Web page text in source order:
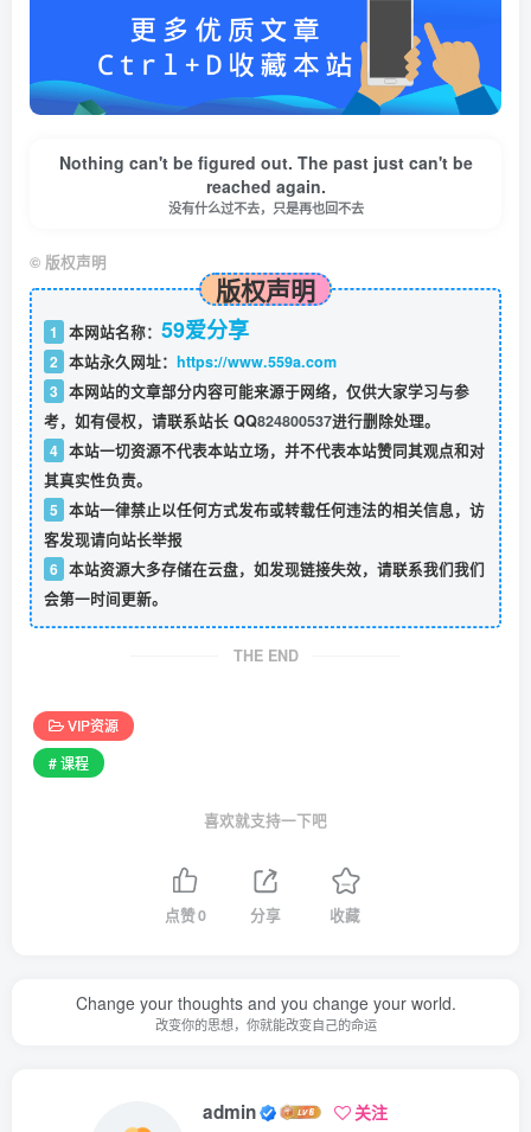
Nothing can't be figured out. The past just can't be
reached again.
没有什么过不去，只是再也回不去
© 版权声明
版权声明
1 本网站名称： 59爱分享
2 本站永久网址： https://www.559a.com
3 本网站的文章部分内容可能来源于网络，仅供大家学习与参
考，如有侵权，请联系站长 QQ824800537进行删除处理。
4 本站一切资源不代表本站立场，并不代表本站赞同其观点和对
其真实性负责。
5 本站一律禁止以任何方式发布或转载任何违法的相关信息，访
客发现请向站长举报
6 本站资源大多存储在云盘，如发现链接失效，请联系我们我们
会第一时间更新。
THE END
VIP资源
# 课程
喜欢就支持一下吧
点赞0 分享 收藏
Change your thoughts and you change your world.
改变你的思想，你就能改变自己的命运
admin 关注